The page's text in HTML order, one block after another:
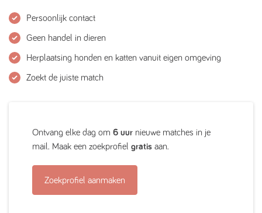
Persoonlijk contact
Geen handel in dieren
Herplaatsing honden en katten vanuit eigen omgeving
Zoekt de juiste match
Ontvang elke dag om 6 uur nieuwe matches in je
mail. Maak een zoekprofiel gratis aan.
Zoekprofiel aanmaken